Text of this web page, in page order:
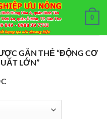
0
GẮN THẺ “ĐỘNG CƠ
LỚN”